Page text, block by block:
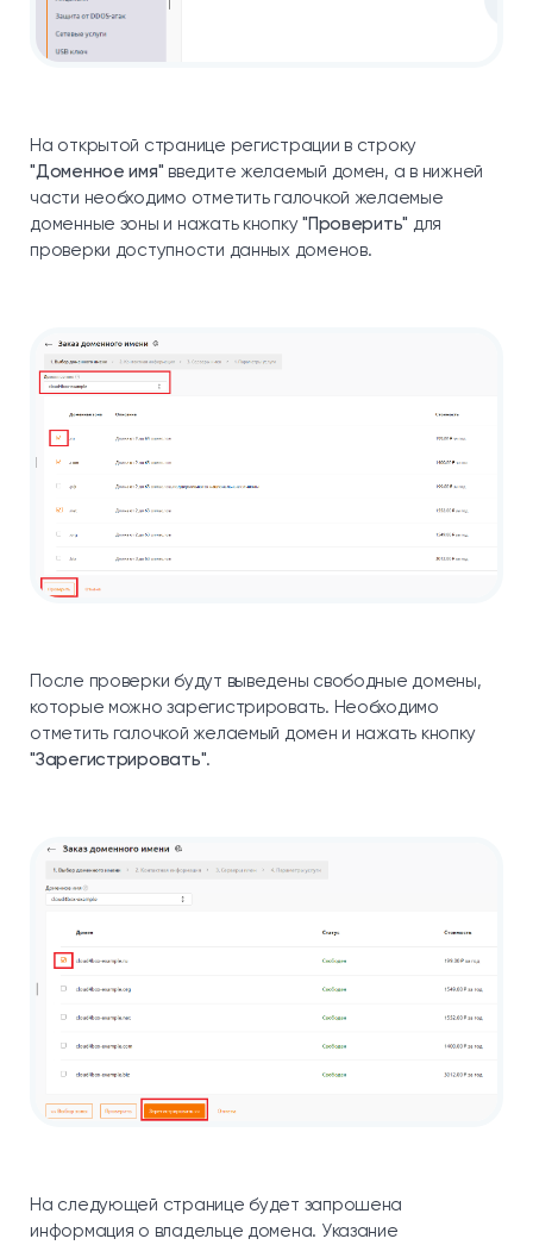
На открытой странице регистрации в строку
"Доменное имя" введите желаемый домен, а в нижней
части необходимо отметить галочкой желаемые
доменные зоны и нажать кнопку"Проверить" для
проверки доступности данных доменов.
После проверки будут выведены свободные домены,
которые можно зарегистрировать. Необходимо
отметить галочкой желаемый домен и нажать кнопку
"Зарегистрировать".
На следующей странице будет запрошена
информация о владельце домена. Указание